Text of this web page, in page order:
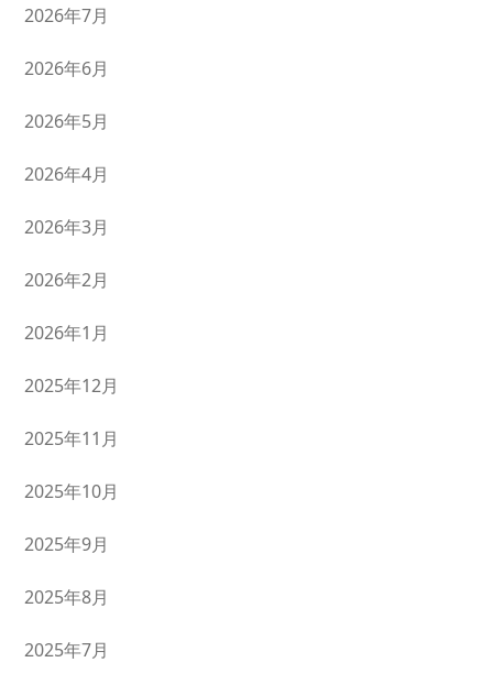
2026年7月
2026年6月
2026年5月
2026年4月
2026年3月
2026年2月
2026年1月
2025年12月
2025年11月
2025年10月
2025年9月
2025年8月
2025年7月